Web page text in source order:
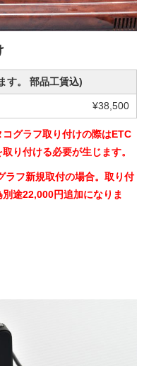
す。 部品工賃込)
¥38,500
グラフ取り付けの際はETC
り付ける必要が生じます。
フ新規取付の場合。取り付
途22,000円追加になりま